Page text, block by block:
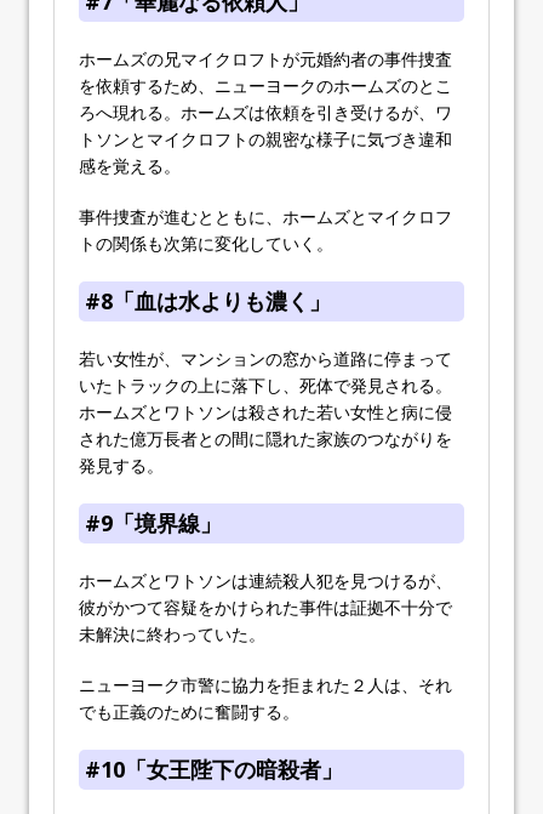
ホームズの兄マイクロフトが元婚約者の事件捜査
を依頼するため、ニューヨークのホームズのとこ
ろへ現れる。ホームズは依頼を引き受けるが、ワ
トソンとマイクロフトの親密な様子に気づき違和
感を覚える。
事件捜査が進むとともに、ホームズとマイクロフ
トの関係も次第に変化していく。
#8「血は水よりも濃く」
若い女性が、マンションの窓から道路に停まって
いたトラックの上に落下し、死体で発見される。
ホームズとワトソンは殺された若い女性と病に侵
された億万長者との間に隠れた家族のつながりを
発見する。
#9「境界線」
ホームズとワトソンは連続殺人犯を見つけるが、
彼がかつて容疑をかけられた事件は証拠不十分で
未解決に終わっていた。
ニューヨーク市警に協力を拒まれた２人は、それ
でも正義のために奮闘する。
#10「女王陛下の暗殺者」